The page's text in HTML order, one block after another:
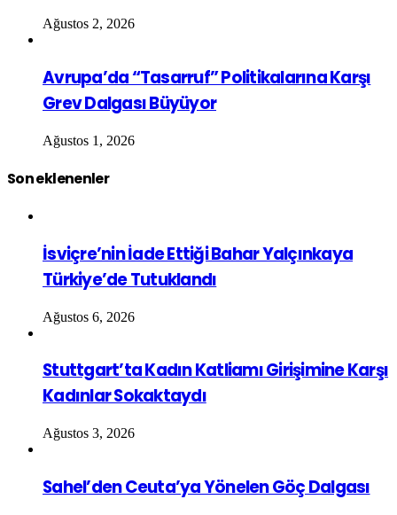
Ağustos 2, 2026
Avrupa’da “Tasarruf” Politikalarına Karşı
Grev Dalgası Büyüyor
Ağustos 1, 2026
Son eklenenler
İsviçre’nin İade Ettiği Bahar Yalçınkaya
Türkiye’de Tutuklandı
Ağustos 6, 2026
Stuttgart’ta Kadın Katliamı Girişimine Karşı
Kadınlar Sokaktaydı
Ağustos 3, 2026
Sahel’den Ceuta’ya Yönelen Göç Dalgası